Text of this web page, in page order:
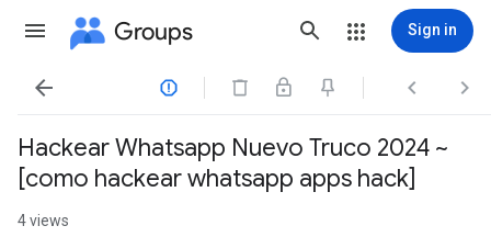
Groups Sign in
   
Hackear Whatsapp Nuevo Truco 2024 ~
[como hackear whatsapp apps hack]
4 views